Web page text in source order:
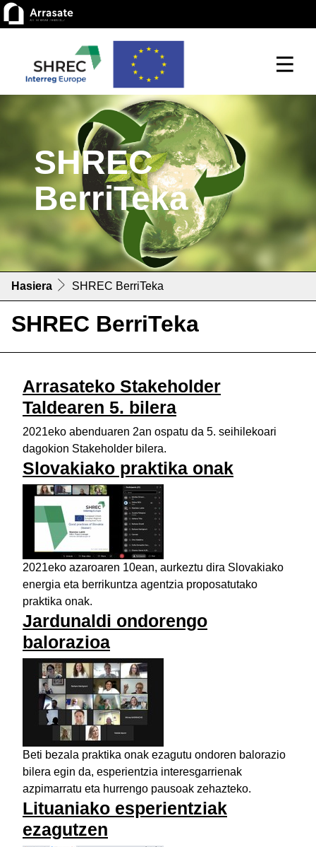
SHREC
BerriTeka
Hasiera SHREC BerriTeka
SHREC BerriTeka
Arrasateko Stakeholder
Taldearen 5. bilera
2021eko abenduaren 2an ospatu da 5. seihilekoari
dagokion Stakeholder bilera.
Slovakiako praktika onak
2021eko azaroaren 10ean, aurkeztu dira Slovakiako
energia eta berrikuntza agentzia proposatutako
praktika onak.
Jardunaldi ondorengo
balorazioa
Beti bezala praktika onak ezagutu ondoren balorazio
bilera egin da, esperientzia interesgarrienak
azpimarratu eta hurrengo pausoak zehazteko.
Lituaniako esperientziak
ezagutzen